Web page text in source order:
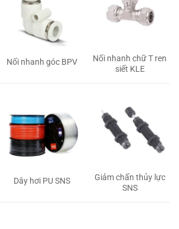
Nối nhanh góc BPV
Nối nhanh chữ T ren
siết KLE
Dây hơi PU SNS
Giảm chấn thủy lực
SNS